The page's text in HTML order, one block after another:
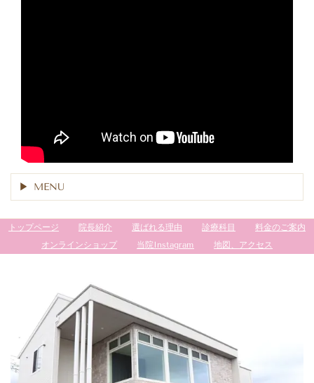
MENU
トップページ 院長紹介 選ばれる理由 診療科目
料金のご案内
オンラインショップ
当院Instagram 地図、アクセス